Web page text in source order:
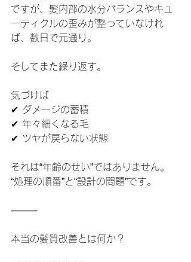
ですが、髪内部の水分バランスやキュ
ーティクルの歪みが整っていなけれ
ば、数日で元通り。
そしてまた繰り返す。
気づけば
✔ ダメージの蓄積
✔ 年々細くなる毛
✔ ツヤが戻らない状態
それは“年齢のせい”ではありません。
“処理の順番”と“設計の問題”です。
⸻
本当の髪質改善とは何か？